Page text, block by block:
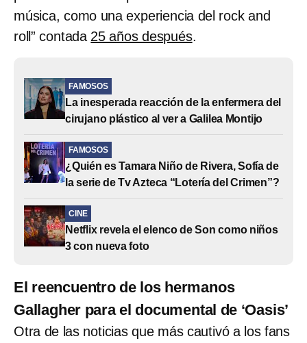
música, como una experiencia del rock and
roll” contada 25 años después.
FAMOSOS
La inesperada reacción de la enfermera del
cirujano plástico al ver a Galilea Montijo
FAMOSOS
¿Quién es Tamara Niño de Rivera, Sofía de
la serie de Tv Azteca “Lotería del Crimen”?
CINE
Netflix revela el elenco de Son como niños
3 con nueva foto
El reencuentro de los hermanos
Gallagher para el documental de ‘Oasis’
Otra de las noticias que más cautivó a los fans